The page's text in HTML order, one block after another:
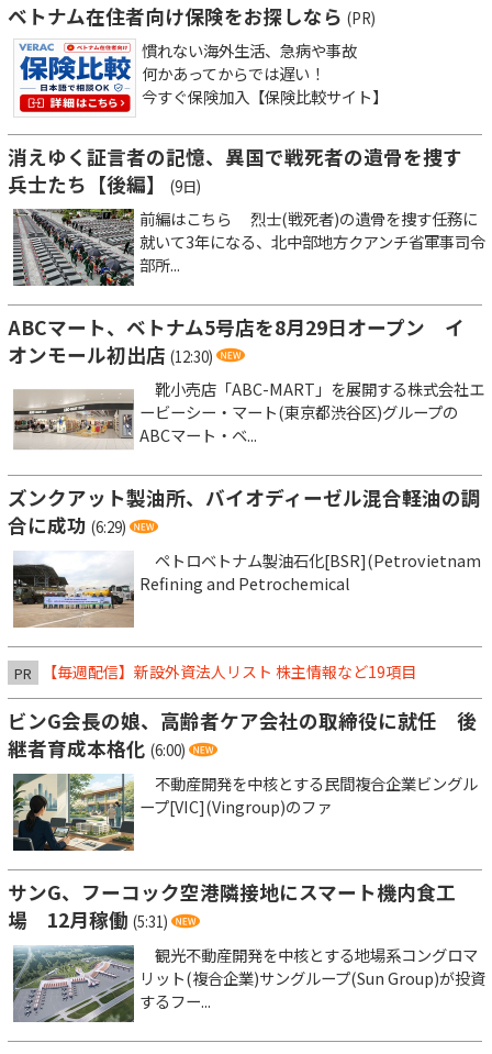
ベトナム在住者向け保険をお探しなら (PR)
慣れない海外生活、急病や事故
何かあってからでは遅い！
今すぐ保険加入【保険比較サイト】
消えゆく証言者の記憶、異国で戦死者の遺骨を捜す
兵士たち【後編】
(9日)
前編はこちら 烈士(戦死者)の遺骨を捜す任務に
就いて3年になる、北中部地方クアンチ省軍事司令
部所...
ABCマート、ベトナム5号店を8月29日オープン イ
オンモール初出店 (12:30)
靴小売店「ABC-MART」を展開する株式会社エ
ービーシー・マート(東京都渋谷区)グループの
ABCマート・ベ...
ズンクアット製油所、バイオディーゼル混合軽油の調
合に成功 (6:29)
ペトロベトナム製油石化[BSR](Petrovietnam
Refining and Petrochemical
PR 【毎週配信】新設外資法人リスト 株主情報など19項目
ビンG会長の娘、高齢者ケア会社の取締役に就任 後
継者育成本格化 (6:00)
不動産開発を中核とする民間複合企業ビングル
ープ[VIC](Vingroup)のファ
サンG、フーコック空港隣接地にスマート機内食工
場 12月稼働 (5:31)
観光不動産開発を中核とする地場系コングロマ
リット(複合企業)サングループ(Sun Group)が投資
するフー...